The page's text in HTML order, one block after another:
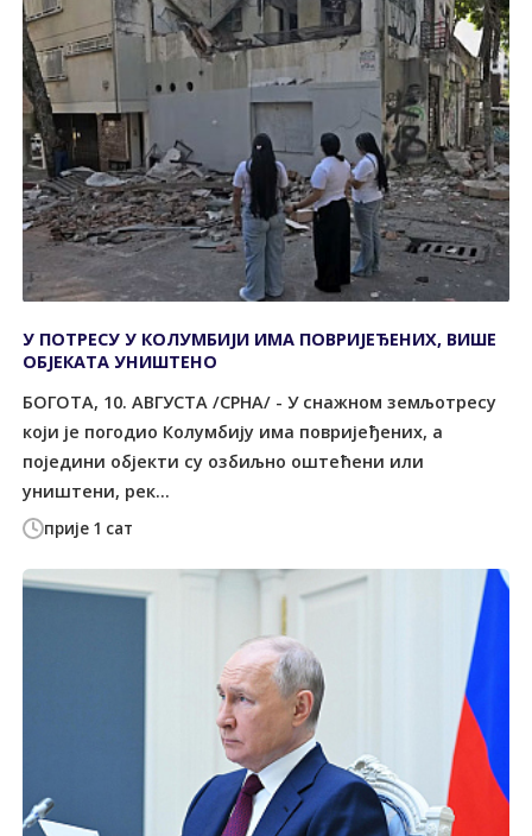
прије 1 сат
У ПОТРЕСУ У КОЛУМБИЈИ ИМА ПОВРИЈЕЂЕНИХ, ВИШЕ
ОБЈЕКАТА УНИШТЕНО
БОГОТА, 10. АВГУСТА /СРНА/ - У снажном земљотресу
који је погодио Колумбију има повријеђених, а
поједини објекти су озбиљно оштећени или
уништени, рек...